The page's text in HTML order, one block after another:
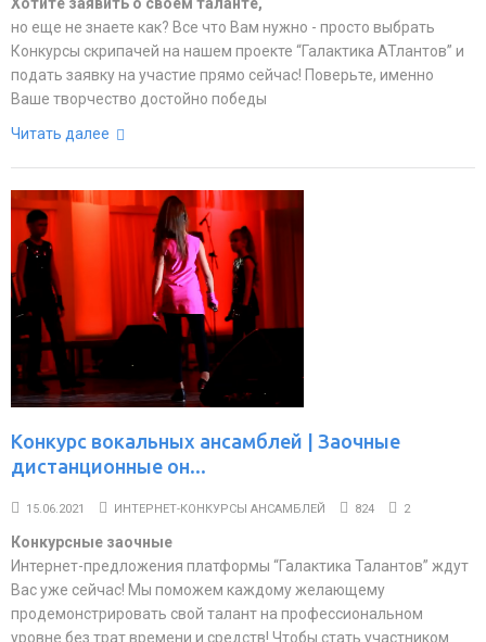
но еще не знаете как? Все что Вам нужно - просто выбрать
Конкурсы скрипачей на нашем проекте “Галактика АТлантов” и
подать заявку на участие прямо сейчас! Поверьте, именно
Ваше творчество достойно победы
Читать далее
Конкурс вокальных ансамблей | Заочные
дистанционные он...
15.06.2021 ИНТЕРНЕТ-КОНКУРСЫ АНСАМБЛЕЙ 824 2
Конкурсные заочные
Интернет-предложения платформы “Галактика Талантов” ждут
Вас уже сейчас! Мы поможем каждому желающему
продемонстрировать свой талант на профессиональном
уровне без трат времени и средств! Чтобы стать участником